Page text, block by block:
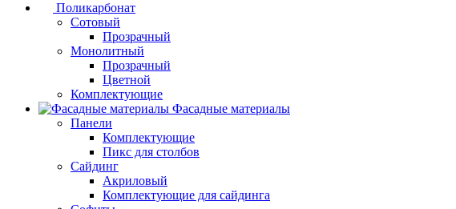
Поликарбонат
Сотовый
Прозрачный
Монолитный
Прозрачный
Цветной
Комплектующие
Фасадные материалы
Панели
Комплектующие
Пикс для столбов
Сайдинг
Акриловый
Комплектующие для сайдинга